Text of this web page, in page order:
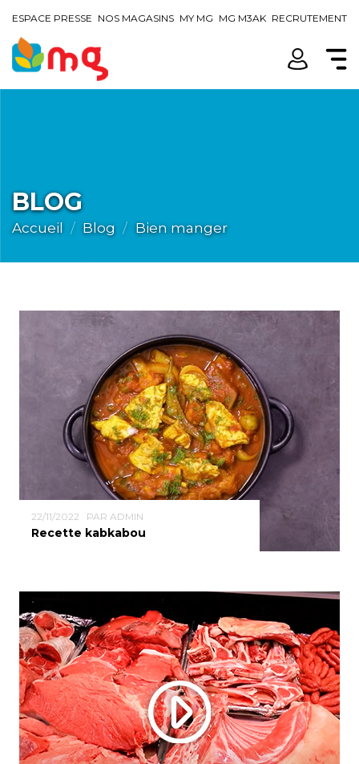
ESPACE PRESSE NOS MAGASINS MY MG MG M3AK RECRUTEMENT
BLOG
Accueil Blog Bien manger
22/11/2022 PAR ADMIN
Recette kabkabou